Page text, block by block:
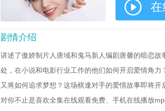
在
剧情介绍
讲述了傲娇制片人唐域和鬼马新人编剧唐馨的暗恋
处，在小说和电影行业工作的他们如何开启爱情角
又将如何追求梦想？这场棋逢对手的爱情故事即将开
对你不止是喜欢全集在线观看免费、手机在线播放